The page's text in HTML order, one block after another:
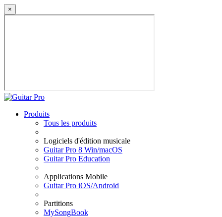
×
Produits
Tous les produits
Logiciels d'édition musicale
Guitar Pro 8 Win/macOS
Guitar Pro Education
Applications Mobile
Guitar Pro iOS/Android
Partitions
MySongBook